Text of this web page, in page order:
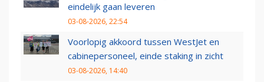
eindelijk gaan leveren
03-08-2026, 22:54
Voorlopig akkoord tussen WestJet en
cabinepersoneel, einde staking in zicht
03-08-2026, 14:40